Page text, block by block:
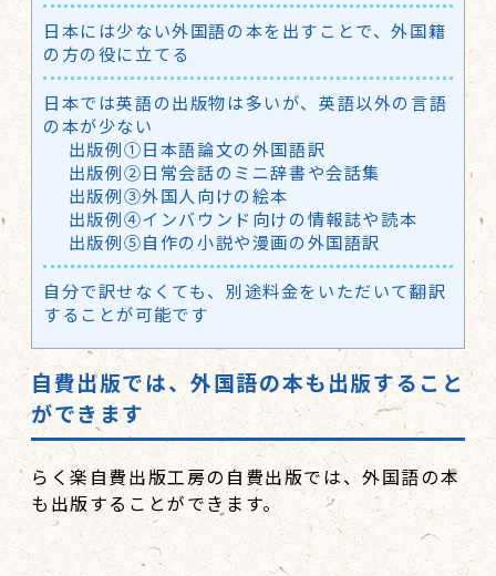
日本には少ない外国語の本を出すことで、外国籍
の方の役に立てる
日本では英語の出版物は多いが、英語以外の言語
の本が少ない
出版例①日本語論文の外国語訳
出版例②日常会話のミニ辞書や会話集
出版例③外国人向けの絵本
出版例④インバウンド向けの情報誌や読本
出版例⑤自作の小説や漫画の外国語訳
自分で訳せなくても、別途料金をいただいて翻訳
することが可能です
自費出版では、外国語の本も出版すること
ができます
らく楽自費出版工房の自費出版では、外国語の本
も出版することができます。